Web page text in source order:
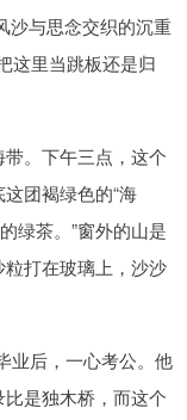
与思念交织的沉重
这里当跳板还是归
。下午三点，这个
团褐绿色的“海
绿茶。”窗外的山是
打在玻璃上，沙沙
业后，一心考公。他
是独木桥，而这个